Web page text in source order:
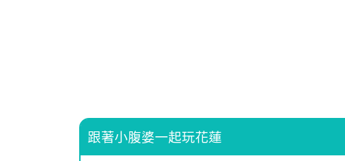
跟著小腹婆一起玩花蓮